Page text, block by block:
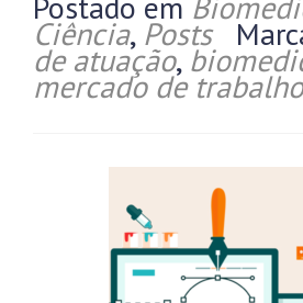
Ciência, Posts
de atuação,
mercado de trabalho